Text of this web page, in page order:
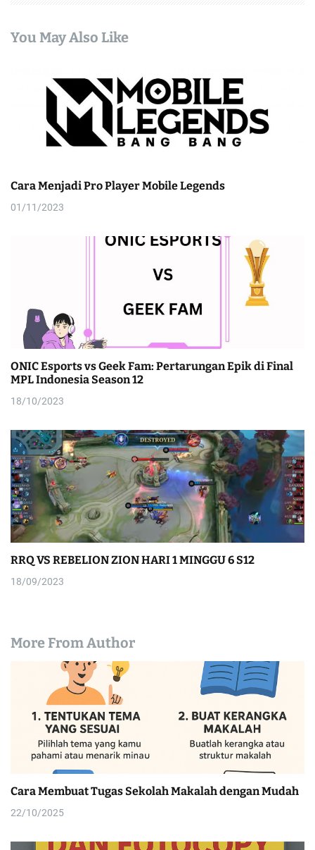
You May Also Like
Cara Menjadi Pro Player Mobile Legends
01/11/2023
ONIC Esports vs Geek Fam: Pertarungan Epik di Final
MPL Indonesia Season 12
18/10/2023
RRQ VS REBELION ZION HARI 1 MINGGU 6 S12
18/09/2023
More From Author
Cara Membuat Tugas Sekolah Makalah dengan Mudah
22/10/2025